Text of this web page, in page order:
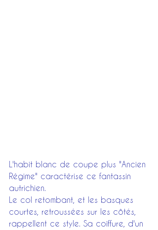
L'habit blanc de coupe plus "Ancien
Régime" caractérise ce fantassin
autrichien.
Le col retombant, et les basques
courtes, retroussées sur les côtés,
rappellent ce style. Sa coiffure, d'un